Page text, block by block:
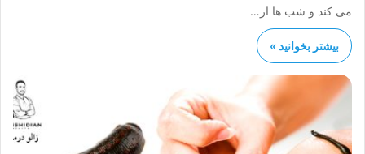
می کند و شب ها از…
بیشتر بخوانید »